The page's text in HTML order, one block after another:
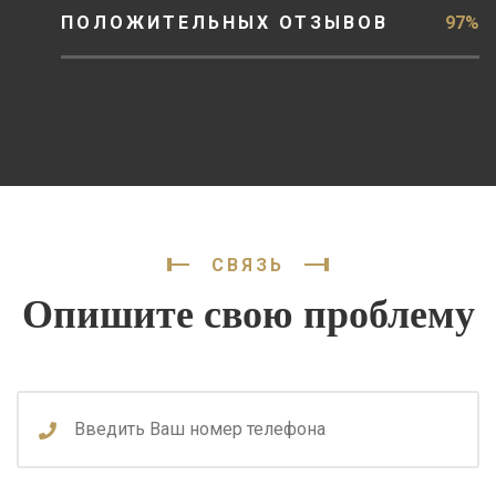
ПОЛОЖИТЕЛЬНЫХ ОТЗЫВОВ 97%
СВЯЗЬ
Опишите свою проблему